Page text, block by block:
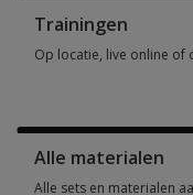
Trainingen
Op locatie, live online of
Alle materialen
Alle sets en materialen